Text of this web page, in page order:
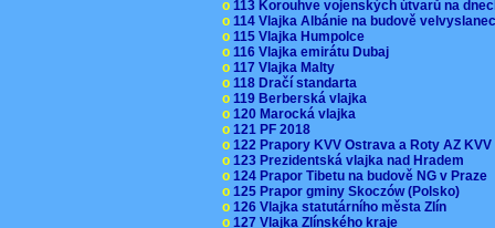
o 113 Korouhve vojenských útvarů na
o 114 Vlajka Albánie na budově
o 115 Vlajka Humpolce
o 116 Vlajka emirátu Dubaj
o 117 Vlajka Malty
o 118 Dračí standarta
o 119 Berberská vlajka
o 120 Marocká vlajka
o 121 PF 2018
o 122 Prapory KVV Ostrava a Roty AZ
o 123 Prezidentská vlajka nad Hradem
o 124 Prapor Tibetu na budově NG v Praze
o 125 Prapor gminy Skoczów (Polsko)
o 126 Vlajka statutárního města Zlín
o 127 Vlajka Zlínského kraje